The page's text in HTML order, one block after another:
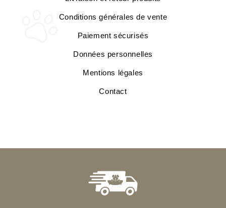
Conditions générales de vente
Paiement sécurisés
Données personnelles
Mentions légales
Contact